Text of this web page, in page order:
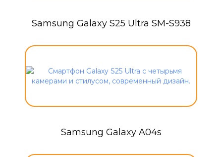
Samsung Galaxy S25 Ultra SM-S938
Samsung Galaxy A04s